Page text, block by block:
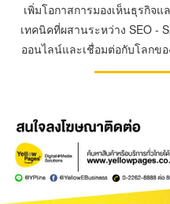
เพิ่มโอกาสการมองเห็นธุรกิจ
เทคนิคที่ผสานระหว่าง SEO -
ออนไลน์และเชื่อมต่อกับโลกข